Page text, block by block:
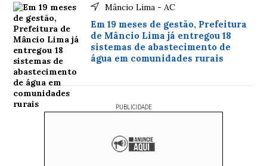
Mâncio Lima - AC
Em 19 meses de gestão, Prefeitura
de Mâncio Lima já entregou 18
sistemas de abastecimento de
água em comunidades rurais
PUBLICIDADE